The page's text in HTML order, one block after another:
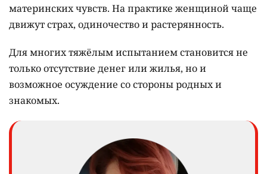
материнских чувств. На практике женщиной чаще
движут страх, одиночество и растерянность.
Для многих тяжёлым испытанием становится не
только отсутствие денег или жилья, но и
возможное осуждение со стороны родных и
знакомых.